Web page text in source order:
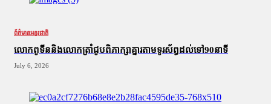
ព័ត៌មានអន្តរជាតិ
លោកពូទីននិងលោកត្រាំជូបពិភាក្សាគ្នារតាមទូរស័ព្ធដល់ទៅ90នាទី
July 6, 2026